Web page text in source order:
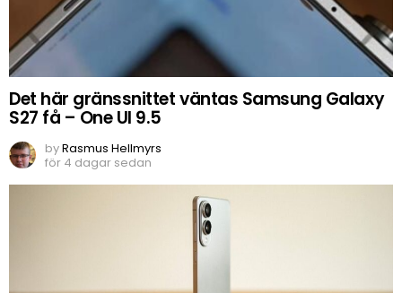
Det här gränssnittet väntas Samsung Galaxy
S27 få – One UI 9.5
byRasmus Hellmyrs
för 4 dagar sedan